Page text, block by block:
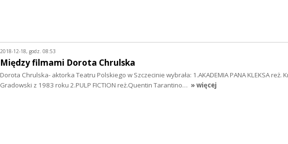
2018-12-18, godz. 08:53
Między filmami Dorota Chrulska
Dorota Chrulska- aktorka Teatru Polskiego w Szczecinie wybrała: 1.AKADEMIA PANA KLEKSA reż.
Gradowski z 1983 roku 2.PULP FICTION reż.Quentin Tarantino… » więcej